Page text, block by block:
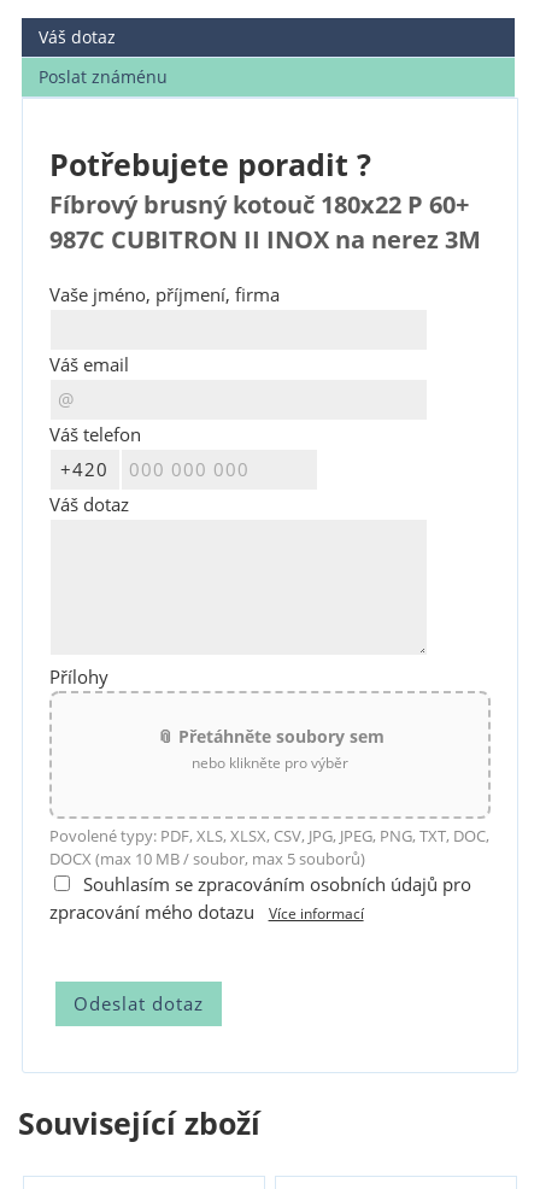
Váš dotaz
Poslat známénu
Potřebujete poradit ?
Fíbrový brusný kotouč 180x22 P 60+
987C CUBITRON II INOX na nerez 3M
Vaše jméno, příjmení, firma
Váš email
Váš telefon
Váš dotaz
Přílohy
📎 Přetáhněte soubory sem
nebo klikněte pro výběr
Povolené typy: PDF, XLS, XLSX, CSV, JPG, JPEG, PNG, TXT, DOC,
DOCX (max 10 MB / soubor, max 5 souborů)
Souhlasím se zpracováním osobních údajů pro
zpracování mého dotazu
Více informací
Související zboží